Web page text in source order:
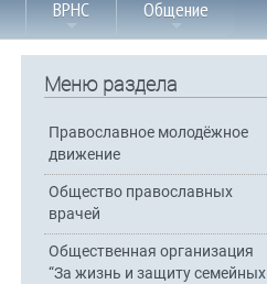
ВРНС Общение
Меню раздела
Православное молодёжное
движение
Общество православных
врачей
Общественная организация
“За жизнь и защиту семейных